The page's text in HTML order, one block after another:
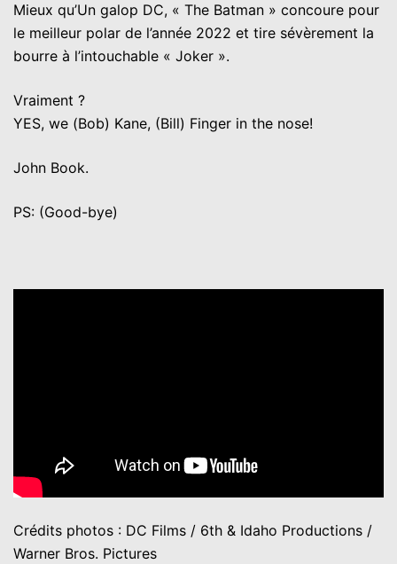
Mieux qu’Un galop DC, « The Batman » concoure pour
le meilleur polar de l’année 2022 et tire sévèrement la
bourre à l’intouchable « Joker ».
Vraiment ?
YES, we (Bob) Kane, (Bill) Finger in the nose!
John Book.
PS: (Good-bye)
Crédits photos : DC Films / 6th & Idaho Productions /
Warner Bros. Pictures